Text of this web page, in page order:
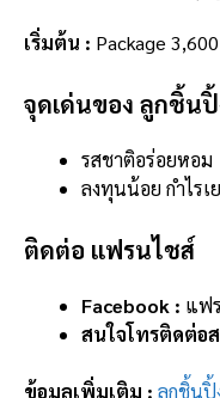
เริ่มต้น : Package
จุดเด่นของ ลูกชิ้น
รสชาติอร่อยหอ
ลงทุนน้อย กำไรเ
ติดต่อ แฟรนไชส์
Facebook : แฟ
สนใจโทรติดต่อ
ข้อมูลเพิ่มเติม : ลูกชิ้นปิ้